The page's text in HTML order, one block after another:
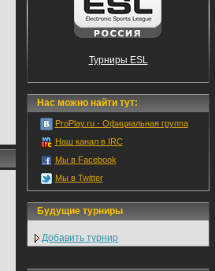
Турниры ESL
Нас можно найти тут:
ProPlay.ru - Официальная группа
Наш канал в IRC
Мы в Facebook
Мы в Twitter
Будущие турниры
Добавить турнир